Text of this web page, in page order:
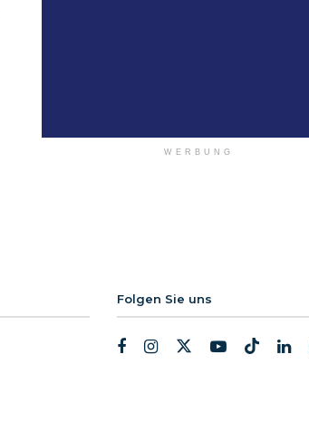
WERBUNG
Folgen Sie uns